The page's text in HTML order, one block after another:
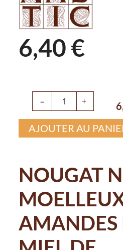
6,40 €
+
−
AJOUTER AU
NOUGAT
AMANDES